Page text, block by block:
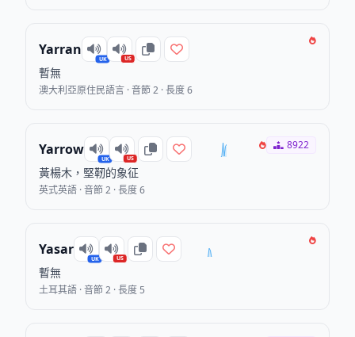
Yarran
UK US
暫無
澳大利亞原住民語言 · 音節 2 · 長度 6
Yarrow
UK US
黃楊木，堅靭的象征
英式英語 · 音節 2 · 長度 6
8922
Yasar
UK US
暫無
土耳其語 · 音節 2 · 長度 5